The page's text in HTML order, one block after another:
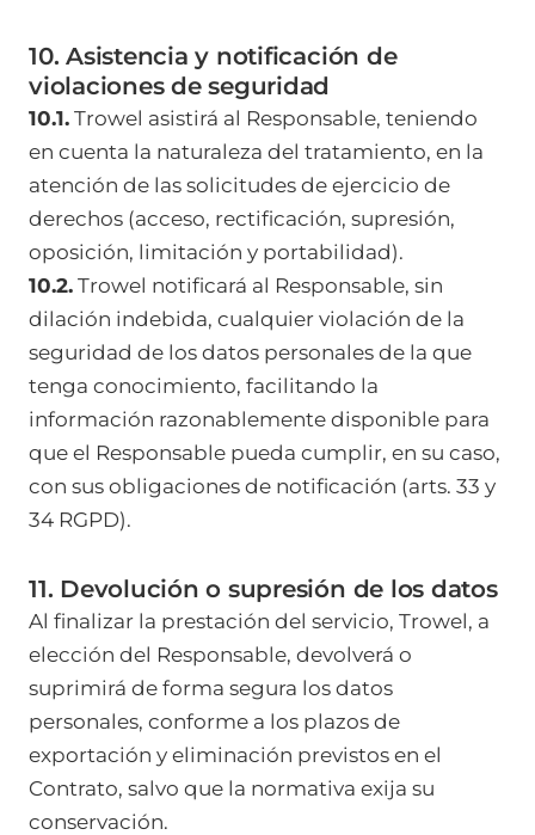
10. Asistencia y notificación de
violaciones de seguridad
10.1. Trowel asistirá al Responsable, teniendo
en cuenta la naturaleza del tratamiento, en la
atención de las solicitudes de ejercicio de
derechos (acceso, rectificación, supresión,
oposición, limitación y portabilidad).
10.2. Trowel notificará al Responsable, sin
dilación indebida, cualquier violación de la
seguridad de los datos personales de la que
tenga conocimiento, facilitando la
información razonablemente disponible para
que el Responsable pueda cumplir, en su caso,
con sus obligaciones de notificación (arts. 33 y
34 RGPD).
11. Devolución o supresión de los datos
Al finalizar la prestación del servicio, Trowel, a
elección del Responsable, devolverá o
suprimirá de forma segura los datos
personales, conforme a los plazos de
exportación y eliminación previstos en el
Contrato, salvo que la normativa exija su
conservación.